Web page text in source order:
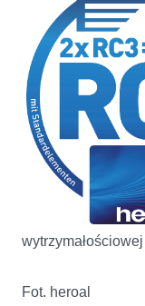
Fot. heroal